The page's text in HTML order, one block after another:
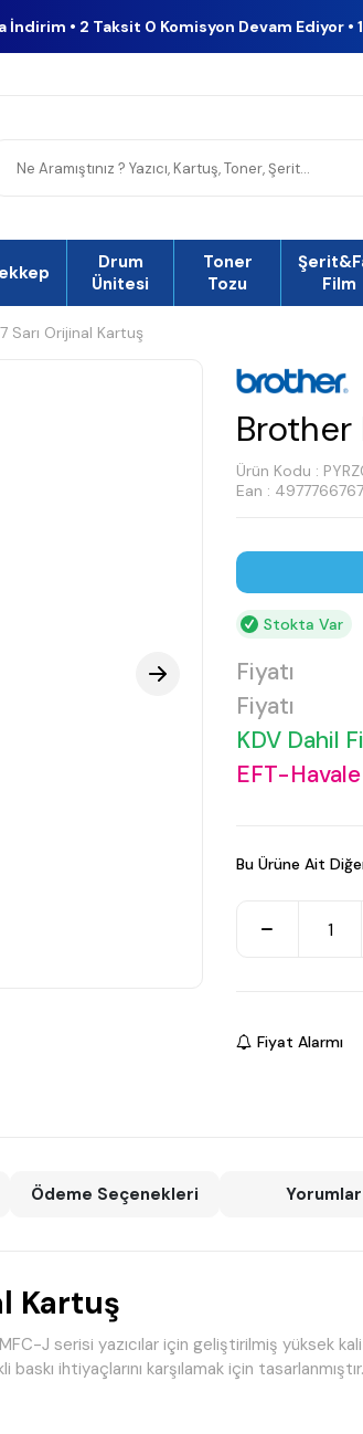
İndirim • 2 Taksit 0 Komisyon Devam Ediyor •
Drum
Ünitesi
Toner
Tozu
Film
Sarı Orijinal Kartuş
Brother
Ürün Kodu :
Ean :
Stokta Var
Fiyatı
Fiyatı
KDV Dahil
EFT-
Bu Ürüne Ait
Fiyat Alarmı
Ödeme Seçenekleri Yorumlar
Kartuş
J serisi yazıcılar için geliştirilmiş yüksek
ihtiyaçlarını karşılamak için tasarlanmıştır.